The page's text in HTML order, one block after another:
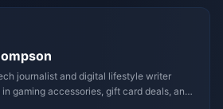
journalist and digital lifestyle writer
gaming accessories, gift card deals, and